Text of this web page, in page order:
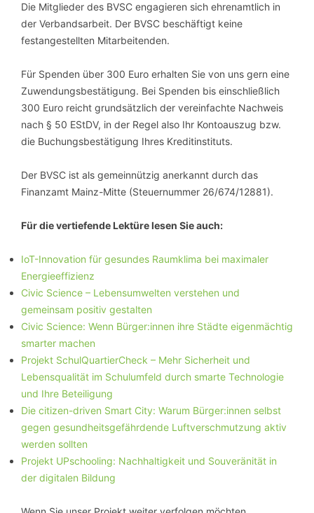
Die Mitglieder des BVSC engagieren sich ehrenamtlich in
der Verbandsarbeit. Der BVSC beschäftigt keine
festangestellten Mitarbeitenden.
Für Spenden über 300 Euro erhalten Sie von uns gern eine
Zuwendungsbestätigung. Bei Spenden bis einschließlich
300 Euro reicht grundsätzlich der vereinfachte Nachweis
nach § 50 EStDV, in der Regel also Ihr Kontoauszug bzw.
die Buchungsbestätigung Ihres Kreditinstituts.
Der BVSC ist als gemeinnützig anerkannt durch das
Finanzamt Mainz-Mitte (Steuernummer 26/674/12881).
Für die vertiefende Lektüre lesen Sie auch:
IoT-Innovation für gesundes Raumklima bei maximaler
Energieeffizienz
Civic Science – Lebensumwelten verstehen und
gemeinsam positiv gestalten
Civic Science: Wenn Bürger:innen ihre Städte eigenmächtig
smarter machen
Projekt SchulQuartierCheck – Mehr Sicherheit und
Lebensqualität im Schulumfeld durch smarte Technologie
und Ihre Beteiligung
Die citizen-driven Smart City: Warum Bürger:innen selbst
gegen gesundheitsgefährdende Luftverschmutzung aktiv
werden sollten
Projekt UPschooling: Nachhaltigkeit und Souveränität in
der digitalen Bildung